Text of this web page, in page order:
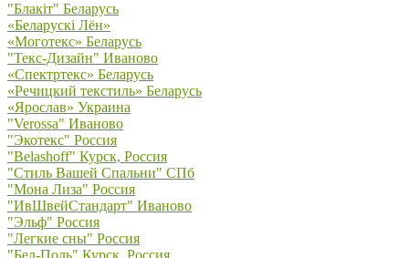
"Блакiт" Беларусь
«Беларускi Лён»
«Моготекс» Беларусь
"Текс-Дизайн" Иваново
«Спектртекс» Беларусь
«Речицкий текстиль» Беларусь
«Ярослав» Украина
"Verossa" Иваново
"Экотекс" Россия
"Belashoff" Курск, Россия
"Стиль Вашей Спальни" СПб
"Мона Лиза" Россия
"ИвШвейСтандарт" Иваново
"Эльф" Россия
"Легкие сны" Россия